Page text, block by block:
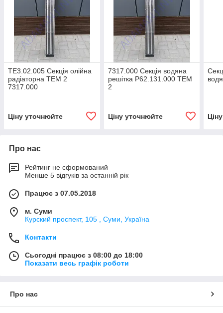
ТЕ3.02.005 Секція олійна
радіаторна ТЕМ 2
7317.000
Ціну уточнюйте
7317.000 Секція водяна
решітка Р62.131.000 ТЕМ
2
Ціну уточнюйте
Про нас
Рейтинг не сформований
Менше 5 відгуків за останній рік
Працює з 07.05.2018
м. Суми
Курский проспект, 105 , Суми, Україна
Контакти
Сьогодні працює з 08:00 до 18:00
Показати весь графік роботи
Про нас